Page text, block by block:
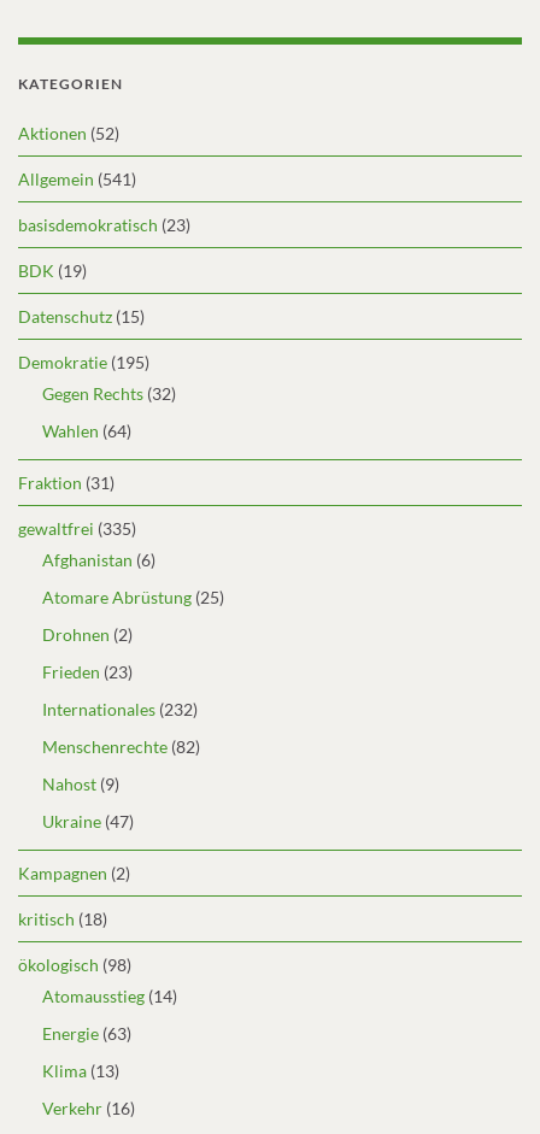
KATEGORIEN
Aktionen (52)
Allgemein (541)
basisdemokratisch (23)
BDK (19)
Datenschutz (15)
Demokratie (195)
Gegen Rechts (32)
Wahlen (64)
Fraktion (31)
gewaltfrei (335)
Afghanistan (6)
Atomare Abrüstung (25)
Drohnen (2)
Frieden (23)
Internationales (232)
Menschenrechte (82)
Nahost (9)
Ukraine (47)
Kampagnen (2)
kritisch (18)
ökologisch (98)
Atomausstieg (14)
Energie (63)
Klima (13)
Verkehr (16)